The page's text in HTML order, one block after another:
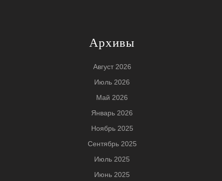
Архивы
Август 2026
Июль 2026
Май 2026
Январь 2026
Ноябрь 2025
Сентябрь 2025
Июль 2025
Июнь 2025